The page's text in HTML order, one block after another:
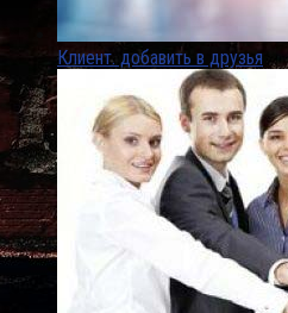
Клиент. добавить в друзья